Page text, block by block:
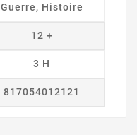
Guerre, Histoire
12 +
3 H
817054012121